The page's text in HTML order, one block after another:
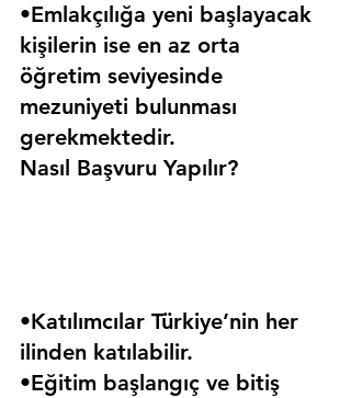
•Emlakçılığa yeni başlayacak
kişilerin ise en az orta
öğretim seviyesinde
mezuniyeti bulunması
gerekmektedir.
Nasıl Başvuru Yapılır?
•Katılımcılar Türkiye’nin her
ilinden katılabilir.
•Eğitim başlangıç ve bitiş